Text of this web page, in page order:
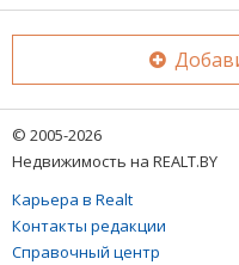
© 2005-2026
Недвижимость на REALT.BY
Карьера в Realt
Контакты редакции
Справочный центр